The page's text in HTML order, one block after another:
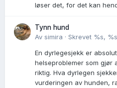
løser det, for det kan
Tynn hund
Av simira · Skrevet %s, %s
En dyrlegesjekk er
helseproblemer som gjør
riktig. Hva dyrlegen
vurderingen av hunden,